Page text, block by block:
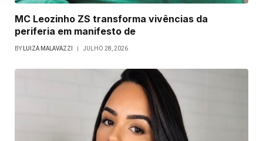
MC Leozinho ZS transforma vivências da
periferia em manifesto de
BY LUIZA MALAVAZZI JULHO 28, 2026